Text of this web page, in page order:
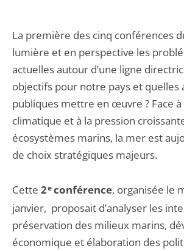
La première des cinq conférences
lumière et en perspective les
actuelles autour d’une ligne
objectifs pour notre pays et quelles
publiques mettre en œuvre ? Face à
climatique et à la pression
écosystèmes marins, la mer est
de choix stratégiques majeurs.
Cette 2econférence, organisée le
janvier, proposait d’analyser les
préservation des milieux marins,
économique et élaboration des